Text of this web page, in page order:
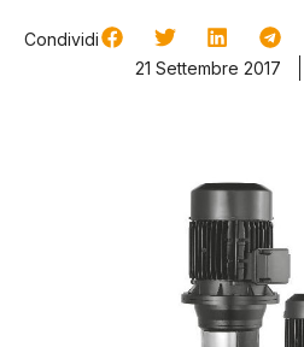
Condividi
21 Settembre 2017